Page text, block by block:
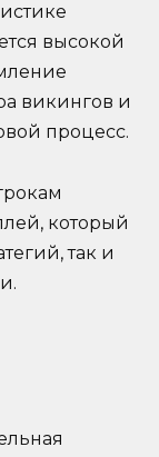
высокой
викингов и
процесс.
который
так и